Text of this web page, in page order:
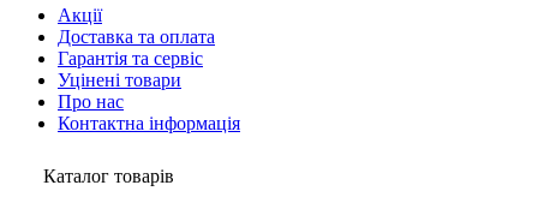
Акції
Доставка та оплата
Гарантія та сервіс
Уцінені товари
Про нас
Контактна інформація
Каталог товарів